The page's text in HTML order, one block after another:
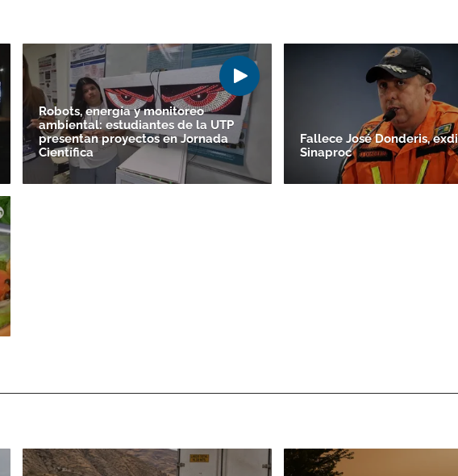
Robots, energía y monitoreo
ambiental: estudiantes de la UTP
presentan proyectos en Jornada
Científica
Fallece José Donderis,
Sinaproc